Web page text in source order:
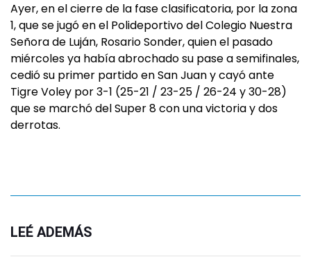
Ayer, en el cierre de la fase clasificatoria, por la zona
1, que se jugó en el Polideportivo del Colegio Nuestra
Señora de Luján, Rosario Sonder, quien el pasado
miércoles ya había abrochado su pase a semifinales,
cedió su primer partido en San Juan y cayó ante
Tigre Voley por 3-1 (25-21 / 23-25 / 26-24 y 30-28)
que se marchó del Super 8 con una victoria y dos
derrotas.
LEÉ ADEMÁS